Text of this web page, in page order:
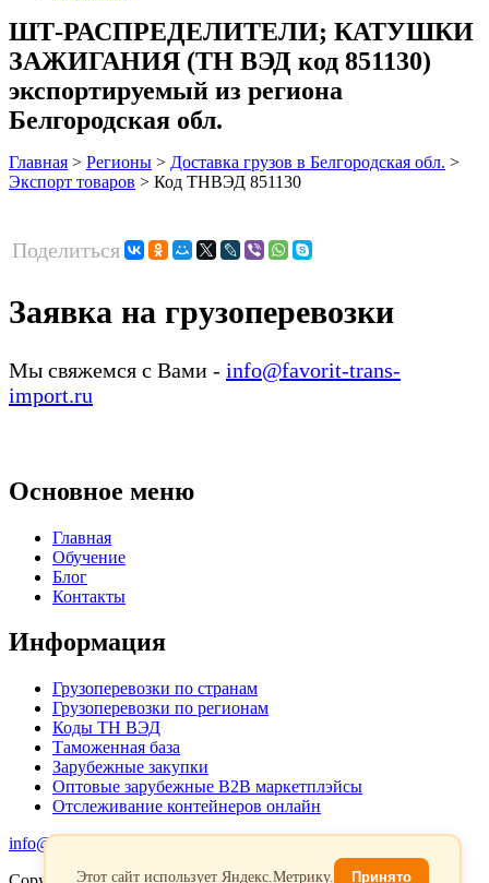
ШТ-РАСПРЕДЕЛИТЕЛИ; КАТУШКИ
ЗАЖИГАНИЯ (ТН ВЭД код 851130)
экспортируемый из региона
Белгородская обл.
Главная > Регионы > Доставка грузов в Белгородская обл. >
Экспорт товаров > Код ТНВЭД 851130
Поделиться
Заявка на грузоперевозки
Мы свяжемся с Вами - info@favorit-trans-
import.ru
Основное меню
Главная
Обучение
Блог
Контакты
Информация
Грузоперевозки по странам
Грузоперевозки по регионам
Коды ТН ВЭД
Таможенная база
Зарубежные закупки
Оптовые зарубежные B2B маркетплэйсы
Отслеживание контейнеров онлайн
info@favorit-trans-import.ru
Этот сайт использует Яндекс.Метрику. Принято